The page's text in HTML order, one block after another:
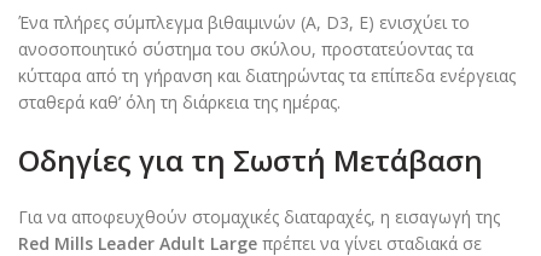
Ένα πλήρες σύμπλεγμα βιθαιμινών (A, D3, E) ενισχύει το
ανοσοποιητικό σύστημα του σκύλου, προστατεύοντας τα
κύτταρα από τη γήρανση και διατηρώντας τα επίπεδα ενέργειας
σταθερά καθ’ όλη τη διάρκεια της ημέρας.
Οδηγίες για τη Σωστή Μετάβαση
Για να αποφευχθούν στομαχικές διαταραχές, η εισαγωγή της
Red Mills Leader Adult Large πρέπει να γίνει σταδιακά σε